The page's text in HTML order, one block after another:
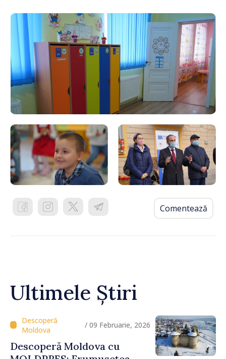
Comentează
Ultimele Știri
/ 09 Februarie, 2026
Descoperă Moldova cu